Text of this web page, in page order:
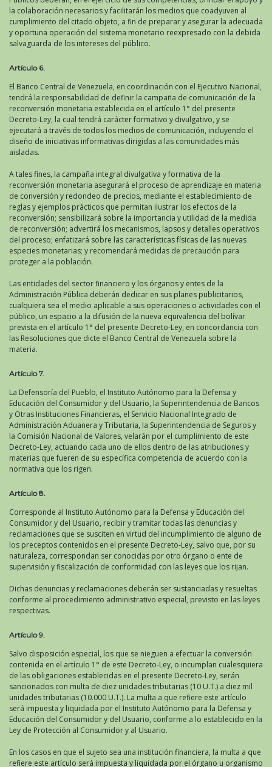
la colaboración necesarios y facilitarán los medios que coadyuven al
cumplimiento del citado objeto, a fin de preparar y asegurar la adecuada
y oportuna operación del sistema monetario reexpresado con la debida
salvaguarda de los intereses del público.
Artículo 6.
El Banco Central de Venezuela, en coordinación con el Ejecutivo Nacional,
tendrá la responsabilidad de definir la campaña de comunicación de la
reconversión monetaria establecida en el artículo 1° del presente
Decreto-Ley, la cual tendrá carácter formativo y divulgativo, y se
ejecutará a través de todos los medios de comunicación, incluyendo el
diseño de iniciativas informativas dirigidas a las comunidades más
aisladas.
A tales fines, la campaña integral divulgativa y formativa de la
reconversión monetaria asegurará el proceso de aprendizaje en materia
de conversión y redondeo de precios, mediante el establecimiento de
reglas y ejemplos prácticos que permitan ilustrar los efectos de la
reconversión; sensibilizará sobre la importancia y utilidad de la medida
de reconversión; advertirá los mecanismos, lapsos y detalles operativos
del proceso; enfatizará sobre las características físicas de las nuevas
especies monetarias; y recomendará medidas de precaución para
proteger a la población.
Las entidades del sector financiero y los órganos y entes de la
Administración Pública deberán dedicar en sus planes publicitarios,
cualquiera sea el medio aplicable a sus operaciones o actividades con el
público, un espacio a la difusión de la nueva equivalencia del bolívar
prevista en el artículo 1° del presente Decreto-Ley, en concordancia con
las Resoluciones que dicte el Banco Central de Venezuela sobre la
materia.
Artículo 7.
La Defensoría del Pueblo, el Instituto Autónomo para la Defensa y
Educación del Consumidor y del Usuario, la Superintendencia de Bancos
y Otras Instituciones Financieras, el Servicio Nacional Integrado de
Administración Aduanera y Tributaria, la Superintendencia de Seguros y
la Comisión Nacional de Valores, velarán por el cumplimiento de este
Decreto-Ley, actuando cada uno de ellos dentro de las atribuciones y
materias que fueren de su específica competencia de acuerdo con la
normativa que los rigen.
Artículo 8.
Corresponde al Instituto Autónomo para la Defensa y Educación del
Consumidor y del Usuario, recibir y tramitar todas las denuncias y
reclamaciones que se susciten en virtud del incumplimiento de alguno de
los preceptos contenidos en el presente Decreto-Ley, salvo que, por su
naturaleza, correspondan ser conocidas por otro órgano o ente de
supervisión y fiscalización de conformidad con las leyes que los rijan.
Dichas denuncias y reclamaciones deberán ser sustanciadas y resueltas
conforme al procedimiento administrativo especial, previsto en las leyes
respectivas.
Artículo 9.
Salvo disposición especial, los que se nieguen a efectuar la conversión
contenida en el artículo 1° de este Decreto-Ley, o incumplan cualesquiera
de las obligaciones establecidas en el presente Decreto-Ley, serán
sancionados con multa de diez unidades tributarias (10 U.T.) a diez mil
unidades tributarias (10.000 U.T.). La multa a que refiere este artículo
será impuesta y liquidada por el Instituto Autónomo para la Defensa y
Educación del Consumidor y del Usuario, conforme a lo establecido en la
Ley de Protección al Consumidor y al Usuario.
En los casos en que el sujeto sea una institución financiera, la multa a que
refiere este artículo será impuesta y liquidada por el órgano u organismo